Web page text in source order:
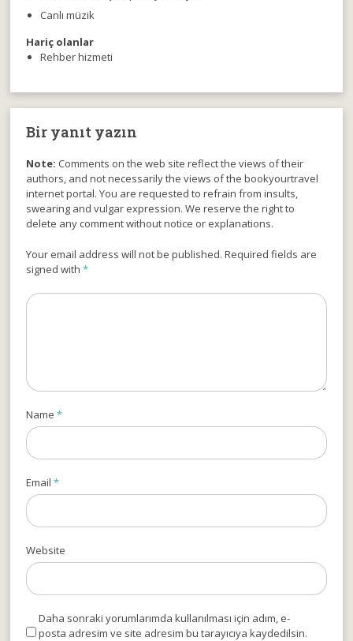
Canlı müzik
Hariç olanlar
Rehber hizmeti
Bir yanıt yazın
Note: Comments on the web site reflect the views of their
authors, and not necessarily the views of the bookyourtravel
internet portal. You are requested to refrain from insults,
swearing and vulgar expression. We reserve the right to
delete any comment without notice or explanations.
Your email address will not be published. Required fields are
signed with*
Name*
Email*
Website
Daha sonraki yorumlarımda kullanılması için adım, e-
posta adresim ve site adresim bu tarayıcıya kaydedilsin.